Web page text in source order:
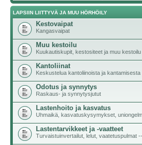
LAPSIIN LIITTYVÄ JA MUU HÖRHÖILY
Kestovaipat
Kangasvaipat
Muu kestoilu
Kuukautiskupit, kestositeet ja muu kestoilu
Kantoliinat
Keskustelua kantoliinoista ja kantamisesta
Odotus ja synnytys
Raskaus- ja synnytysjutut
Lastenhoito ja kasvatus
Uhmaikä, kasvatuskysymykset,
Lastentarvikkeet ja -vaatteet
Turvaistuinvertailut, lelut, vaatetuspulmat